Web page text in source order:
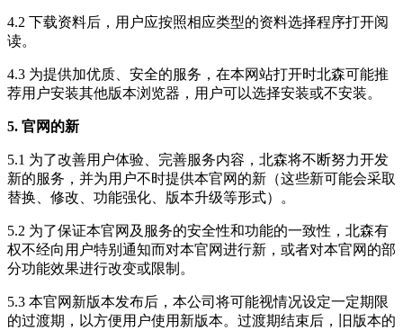
4.2 下载资料后，用户应按照相应类型的资料选择程序打开阅
读。
4.3 为提供加优质、安全的服务，在本网站打开时北森可能推
荐用户安装其他版本浏览器，用户可以选择安装或不安装。
5. 官网的新
5.1 为了改善用户体验、完善服务内容，北森将不断努力开发
新的服务，并为用户不时提供本官网的新（这些新可能会采取
替换、修改、功能强化、版本升级等形式）。
5.2 为了保证本官网及服务的安全性和功能的一致性，北森有
权不经向用户特别通知而对本官网进行新，或者对本官网的部
分功能效果进行改变或限制。
5.3 本官网新版本发布后，本公司将可能视情况设定一定期限
的过渡期，以方便用户使用新版本。过渡期结束后，旧版本的